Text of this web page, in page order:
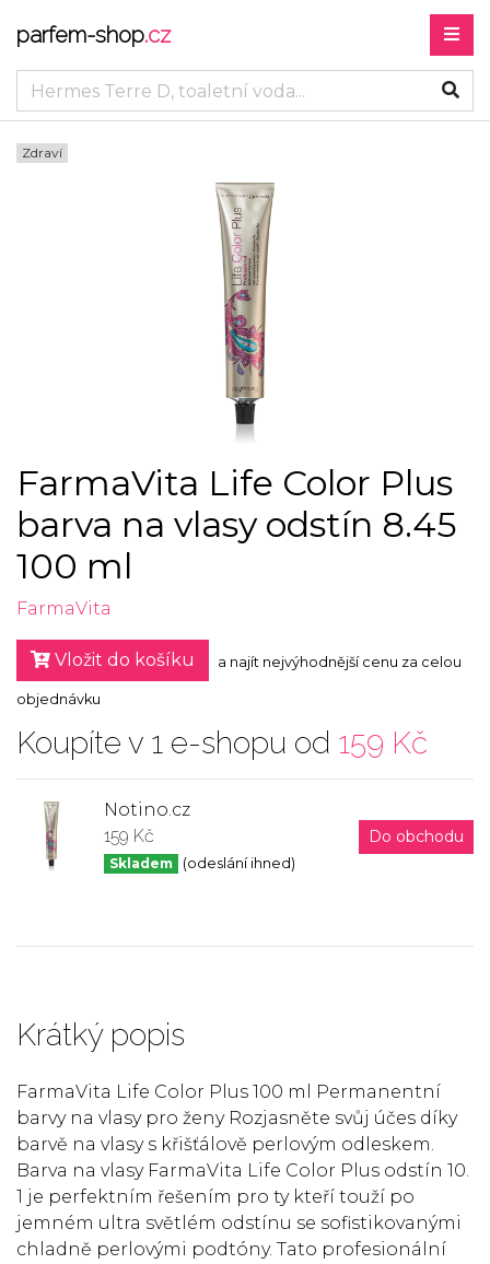
parfem-shop.cz
Zdraví
FarmaVita Life Color Plus
barva na vlasy odstín 8.45
100 ml
FarmaVita
Vložit do košíku a najít nejvýhodnější cenu za celou
objednávku
Koupíte v 1 e-shopu od 159 Kč
Notino.cz
159 Kč
Skladem (odeslání ihned)
Do obchodu
Krátký popis
FarmaVita Life Color Plus 100 ml Permanentní
barvy na vlasy pro ženy Rozjasněte svůj účes díky
barvě na vlasy s křišťálově perlovým odleskem.
Barva na vlasy FarmaVita Life Color Plus odstín 10.
1 je perfektním řešením pro ty kteří touží po
jemném ultra světlém odstínu se sofistikovanými
chladně perlovými podtóny. Tato profesionální